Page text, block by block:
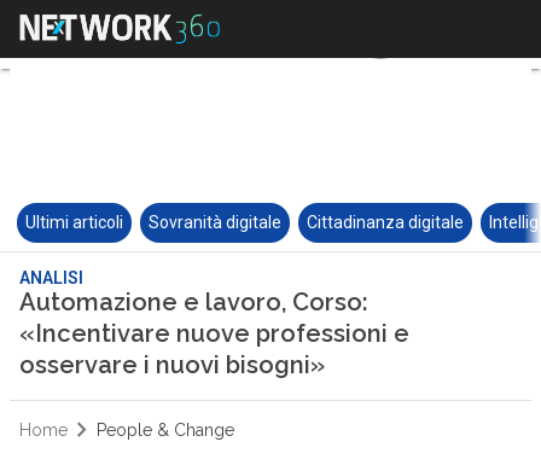
Ultimi articoli Sovranità digitale Cittadinanza digitale
ANALISI
Automazione e lavoro, Corso:
«Incentivare nuove professioni e
osservare i nuovi bisogni»
Home People & Change